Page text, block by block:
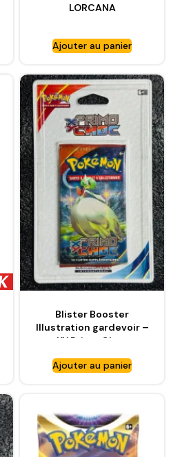
LORCANA
Ajouter au panier
Blister Booster
Illustration gardevoir –
XY Primo Choc
Ajouter au panier